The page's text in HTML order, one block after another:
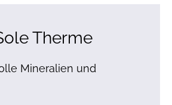
Therme
Mineralien und